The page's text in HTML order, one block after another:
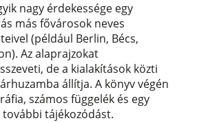
nagy érdekessége egy
más fővárosok neves
(például Berlin, Bécs,
Az alaprajzokat
de a kialakítások közti
állítja. A könyv végén
számos függelék és egy
tájékozódást.